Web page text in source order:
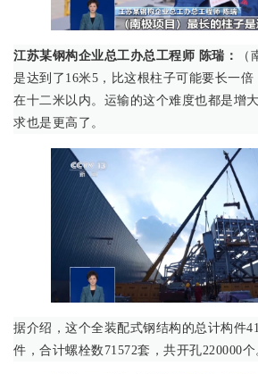
江苏某钢构企业总工办总工程师 陈瑞：
是达到了16米5，比这根柱子可能要长一
在十二米以内。运输的这个难度也都是增
求也是更高了。
据介绍，这个全装配式钢结构的总计构件
件，合计螺栓数71572套，共开孔220000个